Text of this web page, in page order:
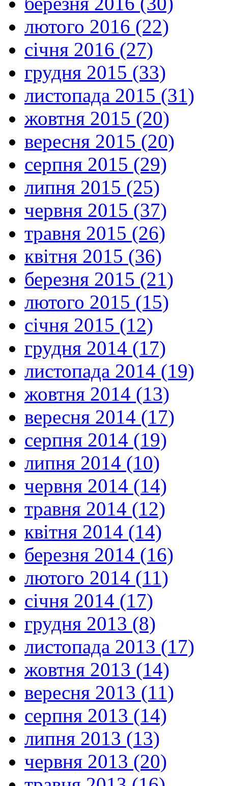
лютого 2016 (22)
січня 2016 (27)
грудня 2015 (33)
листопада 2015 (31)
жовтня 2015 (20)
вересня 2015 (20)
серпня 2015 (29)
липня 2015 (25)
червня 2015 (37)
травня 2015 (26)
квітня 2015 (36)
березня 2015 (21)
лютого 2015 (15)
січня 2015 (12)
грудня 2014 (17)
листопада 2014 (19)
жовтня 2014 (13)
вересня 2014 (17)
серпня 2014 (19)
липня 2014 (10)
червня 2014 (14)
травня 2014 (12)
квітня 2014 (14)
березня 2014 (16)
лютого 2014 (11)
січня 2014 (17)
грудня 2013 (8)
листопада 2013 (17)
жовтня 2013 (14)
вересня 2013 (11)
серпня 2013 (14)
липня 2013 (13)
червня 2013 (20)